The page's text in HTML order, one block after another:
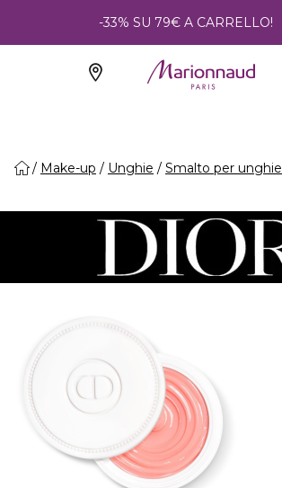
-33% SU 79€ A CARRELLO!
Make-up Unghie Smalto per unghie